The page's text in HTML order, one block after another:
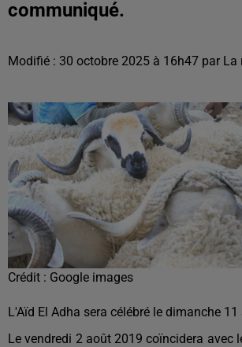
communiqué.
Modifié : 30 octobre 2025 à 16h47 par La
Crédit : Google images
L'Aïd El Adha sera célébré le dimanche
Le vendredi 2 août 2019 coïncidera avec